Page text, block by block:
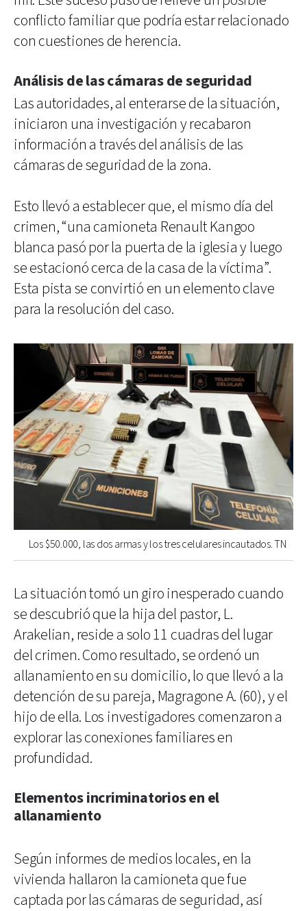
conflicto familiar que podría estar relacionado
con cuestiones de herencia.
Análisis de las cámaras de seguridad
Las autoridades, al enterarse de la situación,
iniciaron una investigación y recabaron
información a través del análisis de las
cámaras de seguridad de la zona.
Esto llevó a establecer que, el mismo día del
crimen, “una camioneta Renault Kangoo
blanca pasó por la puerta de la iglesia y luego
se estacionó cerca de la casa de la víctima”.
Esta pista se convirtió en un elemento clave
para la resolución del caso.
Los $50.000, las dos armas y los tres celulares incautados. TN
La situación tomó un giro inesperado cuando
se descubrió que la hija del pastor, L.
Arakelian, reside a solo 11 cuadras del lugar
del crimen. Como resultado, se ordenó un
allanamiento en su domicilio, lo que llevó a la
detención de su pareja, Magragone A. (60), y el
hijo de ella. Los investigadores comenzaron a
explorar las conexiones familiares en
profundidad.
Elementos incriminatorios en el
allanamiento
Según informes de medios locales, en la
vivienda hallaron la camioneta que fue
captada por las cámaras de seguridad, así